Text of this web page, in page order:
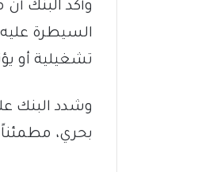
وأكد البنك
السيطرة
تشغيلية أو
وشدد البنك
بحري،